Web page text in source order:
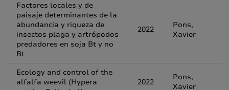
Factores locales y de
paisaje determinantes de la
abundancia y riqueza de
insectos plaga y artrópodos
predadores en soja Bt y no
Bt
2022
Pons,
Xavier
Ecology and control of the
alfalfa weevil (Hypera
2022
Pons,
Xavier